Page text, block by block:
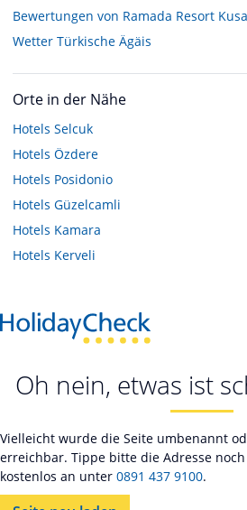
Bewertungen von Ramada Resort
Wetter Türkische Ägäis
Orte in der Nähe
Hotels Selcuk
Hotels Özdere
Hotels Posidonio
Hotels Güzelcamli
Hotels Kamara
Hotels Kerveli
Oh nein, etwas ist
Vielleicht wurde die Seite umbenannt
erreichbar. Tippe bitte die Adresse
kostenlos an unter 0891 437 9100.